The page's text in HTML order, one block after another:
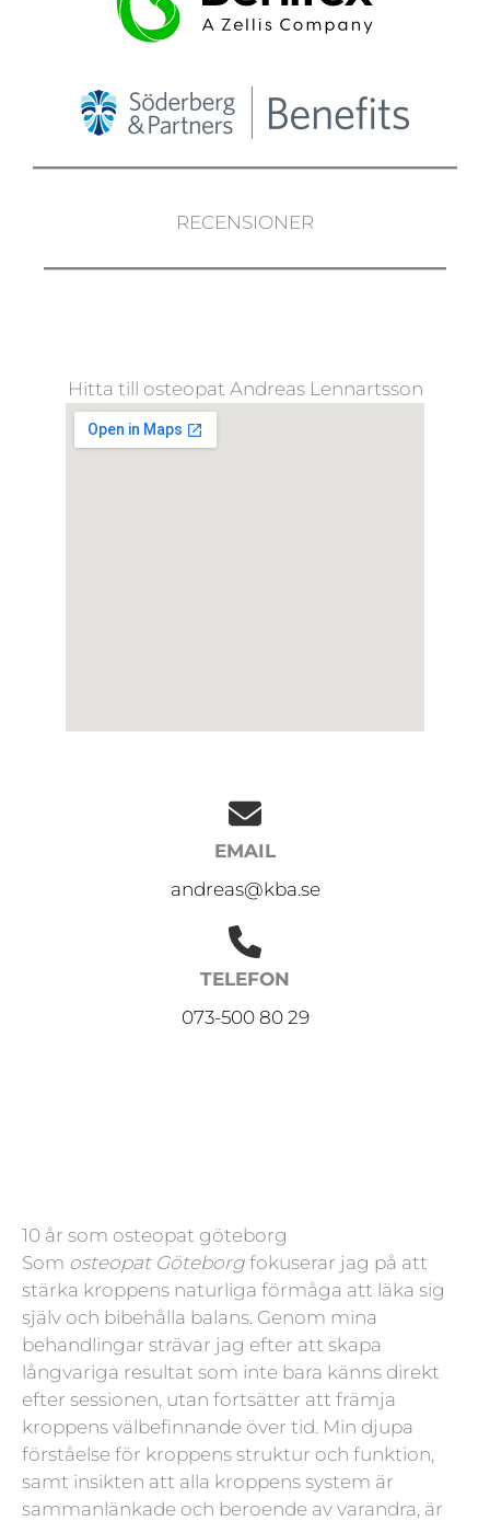
RECENSIONER
Hitta till osteopat Andreas Lennartsson
EMAIL
andreas@kba.se
TELEFON
073-500 80 29
10 år som osteopat göteborg
Som osteopat Göteborg fokuserar jag på att
stärka kroppens naturliga förmåga att läka sig
själv och bibehålla balans. Genom mina
behandlingar strävar jag efter att skapa
långvariga resultat som inte bara känns direkt
efter sessionen, utan fortsätter att främja
kroppens välbefinnande över tid. Min djupa
förståelse för kroppens struktur och funktion,
samt insikten att alla kroppens system är
sammanlänkade och beroende av varandra, är